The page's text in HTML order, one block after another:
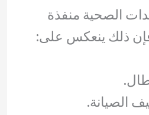
الصحية منفذة
ذلك ينعكس على:
الصيانة.